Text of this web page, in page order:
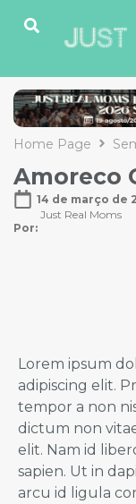
Home Page
Amoreco
14 de março de
Por:
Just Real Moms
Lorem ipsum
adipiscing elit.
tempor a non
dictum non
elit. Nam id
sapien. Ut in
arcu id ligula